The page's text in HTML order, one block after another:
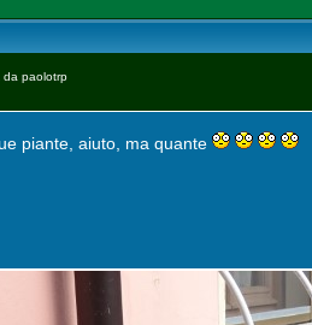
paolotrp
piante, aiuto, ma quante